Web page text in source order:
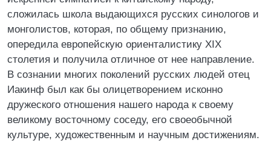
сложилась школа выдающихся русских синологов и
монголистов, которая, по общему признанию,
опередила европейскую ориенталистику XIX
столетия и получила отличное от нее направление.
В сознании многих поколений русских людей отец
Иакинф был как бы олицетворением исконно
дружеского отношения нашего народа к своему
великому восточному соседу, его своеобычной
культуре, художественным и научным достижениям.